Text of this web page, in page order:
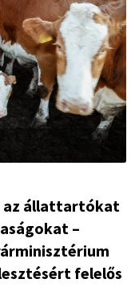
az állattartókat
–
felelős